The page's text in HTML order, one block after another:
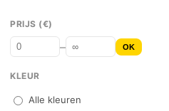
PRIJS (€)
– OK
KLEUR
Alle kleuren